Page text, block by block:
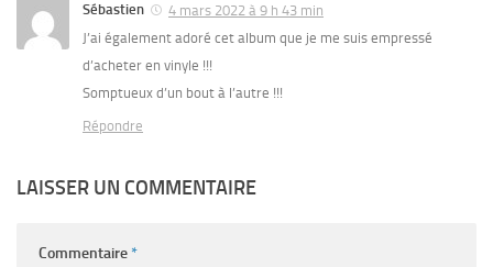
Sébastien
4 mars 2022 à 9 h 43 min
J’ai également adoré cet album que je me suis empressé
d’acheter en vinyle !!!
Somptueux d’un bout à l’autre !!!
Répondre
LAISSER UN COMMENTAIRE
Commentaire*